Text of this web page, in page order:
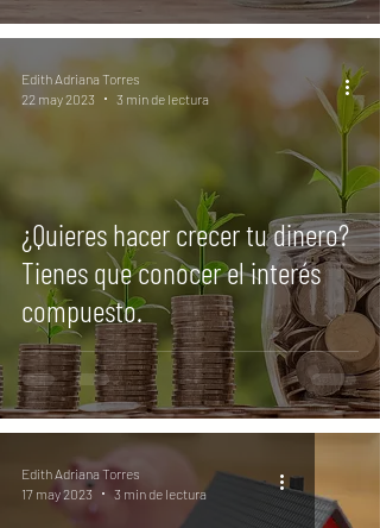
¿Quieres hacer crecer tu dinero?
Tienes que conocer el interés
compuesto.
Edith Adriana Torres
22 may 2023
3 min de lectura
Edith Adriana Torres
17 may 2023
3 min de lectura